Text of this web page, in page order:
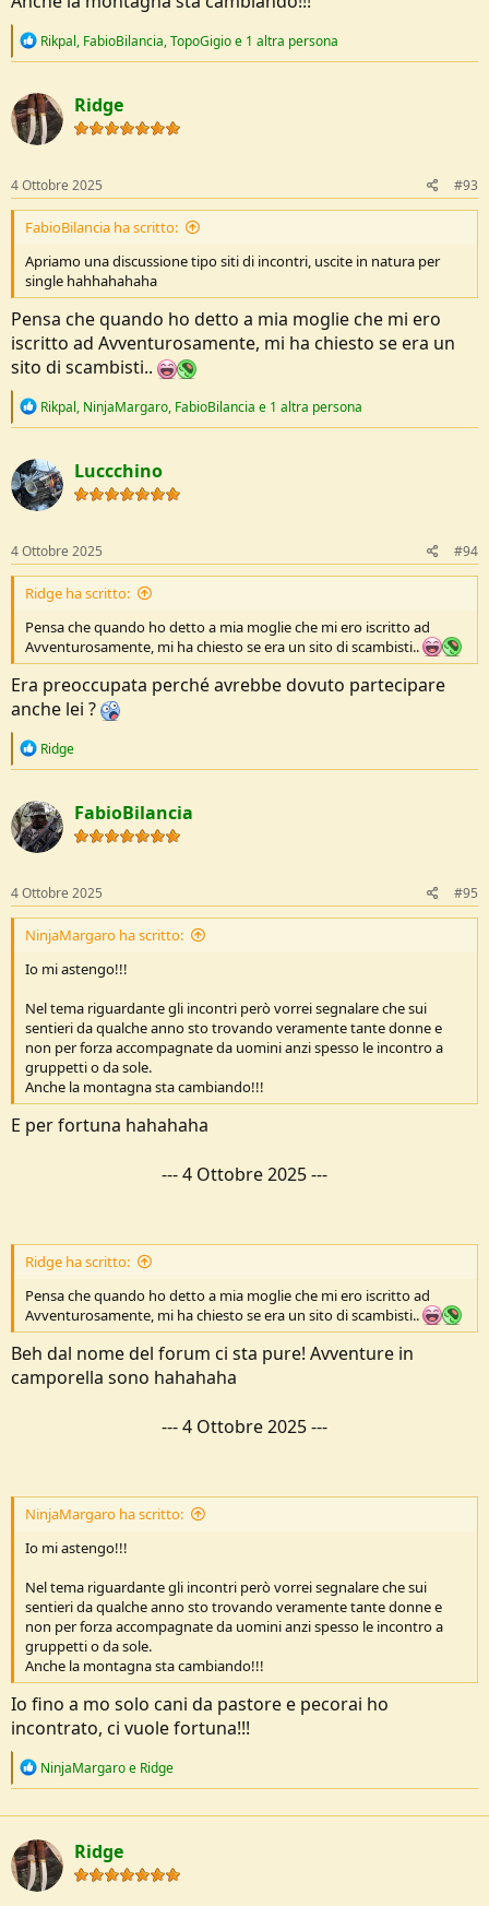
R
c
t
i
o
s
:
Rikpal, FabioBilancia,TopoGigioe 1 altra persona
Ridge
4 Ottobre 2025 #93
FabioBilancia ha scritto:
Apriamo una discussione tipo siti di incontri, uscite in natura per
single hahhahahaha
Pensa che quando ho detto a mia moglie che mi ero
iscritto ad Avventurosamente, mi ha chiesto se era un
sito di scambisti..
R
c
t
i
o
s
:
Rikpal, NinjaMargaro, FabioBilancia e 1 altra persona
Luccchino
4 Ottobre 2025 #94
Ridge ha scritto:
Pensa che quando ho detto a mia moglie che mi ero iscritto ad
Avventurosamente, mi ha chiesto se era un sito di scambisti..
Era preoccupata perché avrebbe dovuto partecipare
anche lei ?
R
c
t
i
o
s
:
Ridge
FabioBilancia
4 Ottobre 2025 #95
NinjaMargaro ha scritto:
Io mi astengo!!!
Nel tema riguardante gli incontri però vorrei segnalare che sui
sentieri da qualche anno sto trovando veramente tante donne e
non per forza accompagnate da uomini anzi spesso le incontro a
gruppetti o da sole.
Anche la montagna sta cambiando!!!
E per fortuna hahahaha
---4 Ottobre 2025---
Ridge ha scritto:
Pensa che quando ho detto a mia moglie che mi ero iscritto ad
Avventurosamente, mi ha chiesto se era un sito di scambisti..
Beh dal nome del forum ci sta pure! Avventure in
camporella sono hahahaha
---4 Ottobre 2025---
NinjaMargaro ha scritto:
Io mi astengo!!!
Nel tema riguardante gli incontri però vorrei segnalare che sui
sentieri da qualche anno sto trovando veramente tante donne e
non per forza accompagnate da uomini anzi spesso le incontro a
gruppetti o da sole.
Anche la montagna sta cambiando!!!
Io fino a mo solo cani da pastore e pecorai ho
incontrato, ci vuole fortuna!!!
R
c
t
i
o
n
NinjaMargaroe Ridge
Ridge